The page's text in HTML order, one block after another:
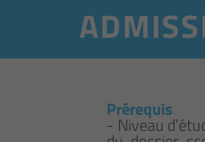
Prérequis
- Niveau